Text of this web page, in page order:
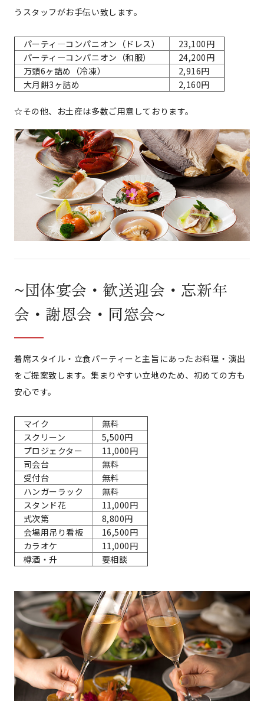
うスタッフがお手伝い致します。
パーティ―コンパニオン（ドレス）
23,100円
パーティ―コンパニオン（和服）
24,200円
万頭6ヶ詰め（冷凍）
2,916円
大月餅3ヶ詰め
2,160円
☆その他、お土産は多数ご用意しております。
~団体宴会・歓送迎会・忘新年
会・謝恩会・同窓会~
着席スタイル・立食パーティーと主旨にあったお料理・演出
をご提案致します。集まりやすい立地のため、初めての方も
安心です。
マイク
無料
スクリーン
5,500円
プロジェクター
11,000円
司会台
無料
受付台
無料
ハンガーラック
無料
スタンド花
11,000円
式次第
8,800円
会場用吊り看板
16,500円
カラオケ
11,000円
樽酒・升
要相談